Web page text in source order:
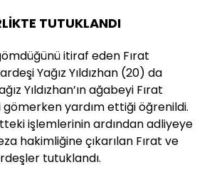
TUTUKLANDI
itiraf eden Fırat
Yağız Yıldızhan (20) da
Yıldızhan’ın ağabeyi Fırat
gömerken yardım ettiği öğrenildi.
işlemlerinin ardından adliyeye
hakimliğine çıkarılan Fırat ve
tutuklandı.